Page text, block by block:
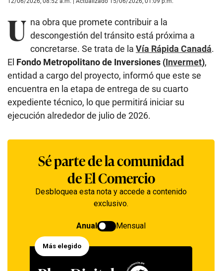
U na obra que promete contribuir a la
descongestión del tránsito está próxima a
concretarse. Se trata de la Vía Rápida Canadá.
El Fondo Metropolitano de Inversiones (Invermet),
entidad a cargo del proyecto, informó que este se
encuentra en la etapa de entrega de su cuarto
expediente técnico, lo que permitirá iniciar su
ejecución alrededor de julio de 2026.